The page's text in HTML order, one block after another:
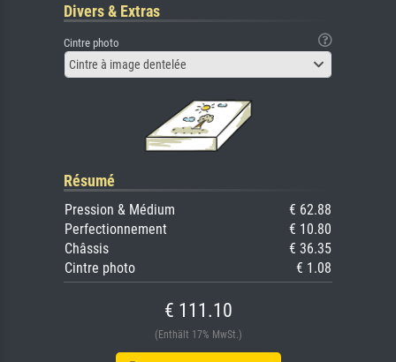
Divers & Extras
Cintre photo
Cintre à image dentelée
Résumé
Pression & Médium
€ 62.88
Perfectionnement
€ 10.80
Châssis
€ 36.35
Cintre photo
€ 1.08
€ 111.10
(Enthält 17% MwSt.)